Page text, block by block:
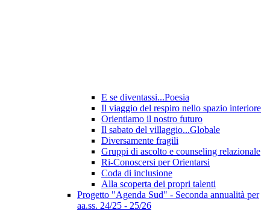
E se diventassi...Poesia
Il viaggio del respiro nello spazio interiore
Orientiamo il nostro futuro
Il sabato del villaggio...Globale
Diversamente fragili
Gruppi di ascolto e counseling relazionale
Ri-Conoscersi per Orientarsi
Coda di inclusione
Alla scoperta dei propri talenti
Progetto "Agenda Sud" - Seconda annualità per
aa.ss. 24/25 - 25/26